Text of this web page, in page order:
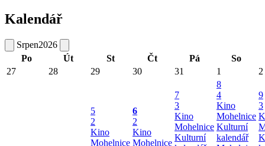
Kalendář
Srpen2026
Po
Út St Čt Pá
So
27
28 29 30 31 1 2
5
2
Kino
Mohelnice
6
2
Kino
Mohelnice
7
3
Kino
Mohelnice
Kulturní
8
4
Kino
Mohelnice
Kulturní
kalendář
9
3